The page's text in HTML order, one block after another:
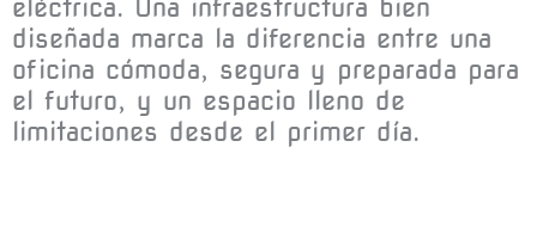
eléctrica. Una infraestructura bien
diseñada marca la diferencia entre una
oficina cómoda, segura y preparada para
el futuro, y un espacio lleno de
limitaciones desde el primer día.